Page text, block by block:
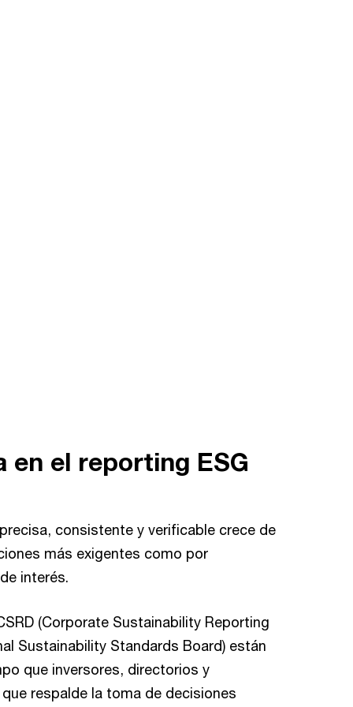
en el reporting ESG
consistente y verificable crece de
más exigentes como por
interés.
(Corporate Sustainability Reporting
Sustainability Standards Board) están
que inversores, directorios y
respalde la toma de decisiones